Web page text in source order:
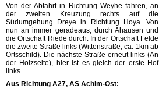
Von der Abfahrt in Richtung Weyhe fahren, an
der zweiten Kreuzung rechts auf die
Südumgehung Dreye in Richtung Hoya. Von
nun an immer geradeaus, durch Ahausen und
die Ortschaft Riede durch. In der Ortschaft Felde
die zweite Straße links (Wittenstraße, ca. 1km ab
Ortsschild). Die nächste Straße erneut links (An
der Holzseite), hier ist es gleich der erste Hof
links.
Aus Richtung A27, AS Achim-Ost: